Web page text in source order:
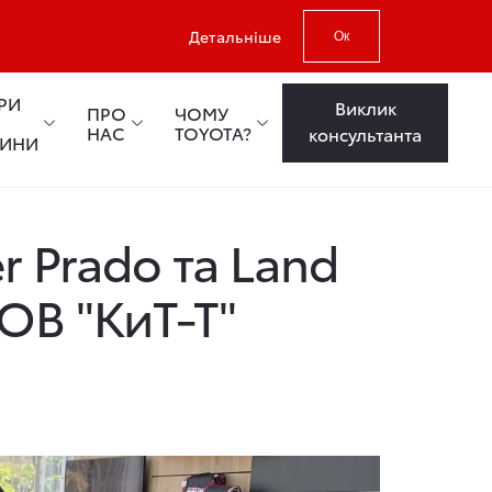
Детальніше Ок
ПРО
НАС
ЧОМУ
TOYOTA?
Виклик
консультанта
Prado та Land
"КиТ-Т"